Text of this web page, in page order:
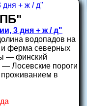
3 дня + ж / д"
водопадов на
ферма северных
— финский
Лосевские пороги
проживанием в